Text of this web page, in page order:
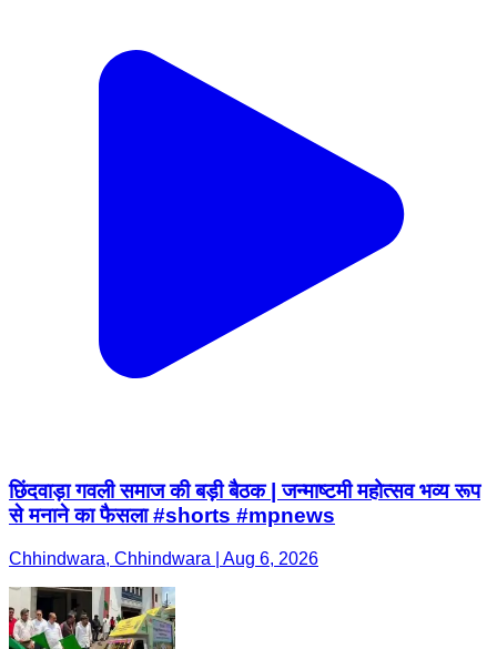
छिंदवाड़ा गवली समाज की बड़ी बैठक | जन्माष्टमी महोत्सव भव्य रूप
से मनाने का फैसला #shorts #mpnews
Chhindwara, Chhindwara | Aug 6, 2026